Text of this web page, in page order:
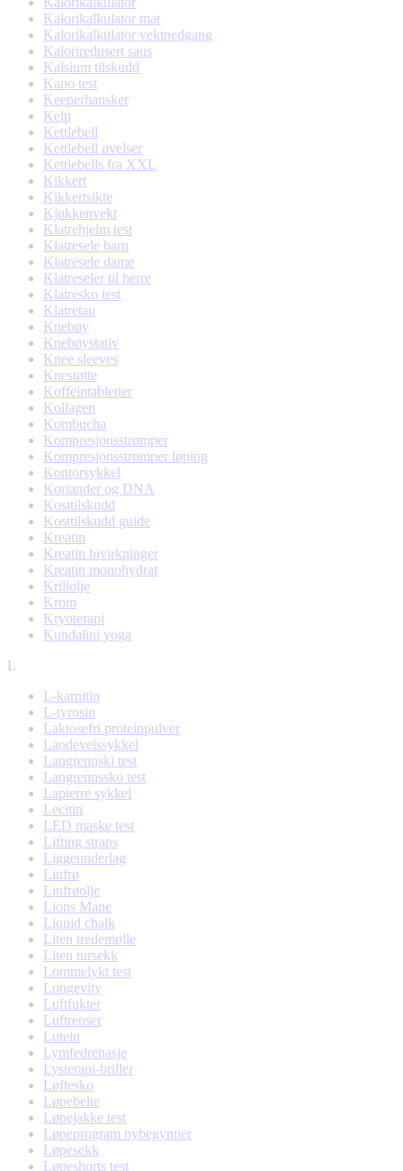
Kalorikalkulator mat
Kalorikalkulator vektnedgang
Kaloriredusert saus
Kalsium tilskudd
Kano test
Keeperhansker
Kelp
Kettlebell
Kettlebell øvelser
Kettlebells fra XXL
Kikkert
Kikkertsikte
Kjøkkenvekt
Klatrehjelm test
Klatresele barn
Klatresele dame
Klatreseler til herre
Klatresko test
Klatretau
Knebøy
Knebøystativ
Knee sleeves
Knestøtte
Koffeintabletter
Kollagen
Kombucha
Kompresjonsstrømper
Kompresjonsstrømper løping
Kontorsykkel
Koriander og DNA
Kosttilskudd
Kosttilskudd guide
Kreatin
Kreatin bivirkninger
Kreatin monohydrat
Krillolje
Krom
Kryoterapi
Kundalini yoga
L
L-karnitin
L-tyrosin
Laktosefri proteinpulver
Landeveissykkel
Langrennski test
Langrennssko test
Lapierre sykkel
Lecitin
LED maske test
Lifting straps
Liggeunderlag
Linfrø
Linfrøolje
Lions Mane
Liquid chalk
Liten tredemølle
Liten tursekk
Lommelykt test
Longevity
Luftfukter
Luftrenser
Lutein
Lymfedrenasje
Lysterapi-briller
Løftesko
Løpebelte
Løpejakke test
Løpeprogram nybegynner
Løpesekk
Løpeshorts test